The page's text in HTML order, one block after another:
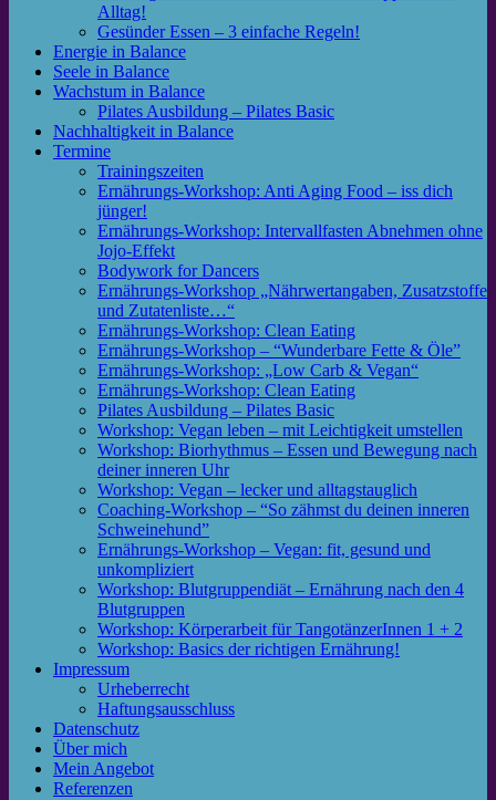
Alltag!
Gesünder Essen – 3 einfache Regeln!
Energie in Balance
Seele in Balance
Wachstum in Balance
Pilates Ausbildung – Pilates Basic
Nachhaltigkeit in Balance
Termine
Trainingszeiten
Ernährungs-Workshop: Anti Aging Food – iss dich
jünger!
Ernährungs-Workshop: Intervallfasten Abnehmen ohne
Jojo-Effekt
Bodywork for Dancers
Ernährungs-Workshop „Nährwertangaben, Zusatzstoffe
und Zutatenliste…“
Ernährungs-Workshop: Clean Eating
Ernährungs-Workshop – “Wunderbare Fette & Öle”
Ernährungs-Workshop: „Low Carb & Vegan“
Ernährungs-Workshop: Clean Eating
Pilates Ausbildung – Pilates Basic
Workshop: Vegan leben – mit Leichtigkeit umstellen
Workshop: Biorhythmus – Essen und Bewegung nach
deiner inneren Uhr
Workshop: Vegan – lecker und alltagstauglich
Coaching-Workshop – “So zähmst du deinen inneren
Schweinehund”
Ernährungs-Workshop – Vegan: fit, gesund und
unkompliziert
Workshop: Blutgruppendiät – Ernährung nach den 4
Blutgruppen
Workshop: Körperarbeit für TangotänzerInnen 1 + 2
Workshop: Basics der richtigen Ernährung!
Impressum
Urheberrecht
Haftungsausschluss
Datenschutz
Über mich
Mein Angebot
Referenzen